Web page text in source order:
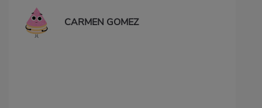
CARMEN GOMEZ